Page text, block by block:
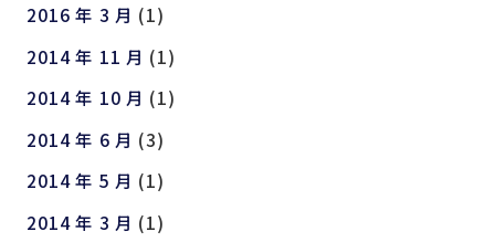
2016 年 3 月 (1)
2014 年 11 月 (1)
2014 年 10 月 (1)
2014 年 6 月 (3)
2014 年 5 月 (1)
2014 年 3 月 (1)